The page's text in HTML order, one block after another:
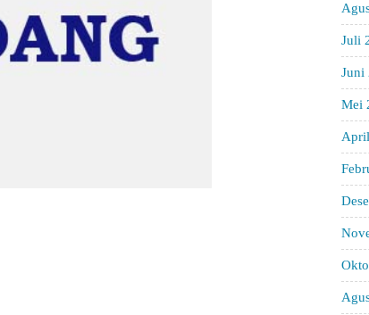
Juli
Juni
Mei